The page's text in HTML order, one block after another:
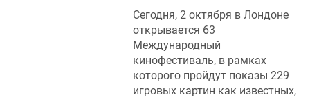
Сегодня, 2 октября в Лондоне
открывается 63
Международный
кинофестиваль, в рамках
которого пройдут показы 229
игровых картин как известных,